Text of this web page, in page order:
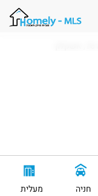
חניה מעלית